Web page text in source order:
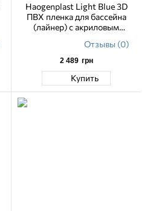
Haogenplast Light Blue 3D
ПВХ пленка для бассейна
(лайнер) с акриловым
текстураОтзывы (0)
2 489 грн
Купить